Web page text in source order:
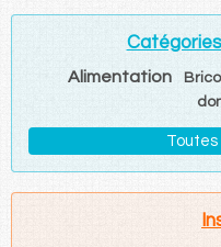
Alimentation